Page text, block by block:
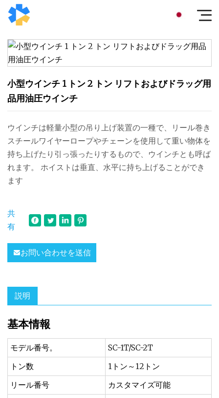
小型ウインチ 1 トン 2 トン リフトおよびドラッグ用
品用油圧ウインチ
ウインチは軽量小型の吊り上げ装置の一種で、リール巻き
スチールワイヤーロープやチェーンを使用して重い物体を
持ち上げたり引っ張ったりするもので、ウインチとも呼ば
れます。 ホイストは垂直、水平に持ち上げることができ
ます
共
有
お問い合わせを送信
説明
基本情報
モデル番号。
SC-1T/SC-2T
トン数
1トン～12トン
リール番号
カスタマイズ可能